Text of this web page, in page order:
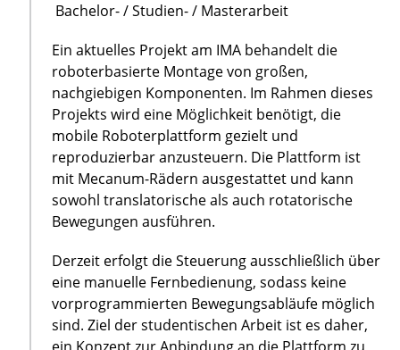
Bachelor- / Studien- / Masterarbeit
Ein aktuelles Projekt am IMA behandelt die
roboterbasierte Montage von großen,
nachgiebigen Komponenten. Im Rahmen dieses
Projekts wird eine Möglichkeit benötigt, die
mobile Roboterplattform gezielt und
reproduzierbar anzusteuern. Die Plattform ist
mit Mecanum-Rädern ausgestattet und kann
sowohl translatorische als auch rotatorische
Bewegungen ausführen.
Derzeit erfolgt die Steuerung ausschließlich über
eine manuelle Fernbedienung, sodass keine
vorprogrammierten Bewegungsabläufe möglich
sind. Ziel der studentischen Arbeit ist es daher,